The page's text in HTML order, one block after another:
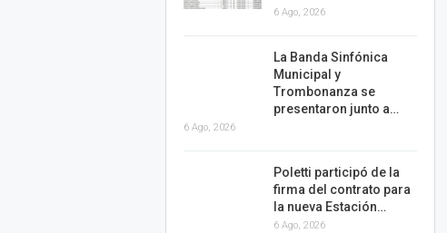
6 Ago, 2026
La Banda Sinfónica
Municipal y
Trombonanza se
presentaron junto a…
6 Ago, 2026
Poletti participó de la
firma del contrato para
la nueva Estación…
6 Ago, 2026